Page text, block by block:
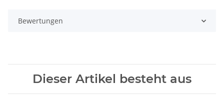
Bewertungen
Dieser Artikel besteht aus